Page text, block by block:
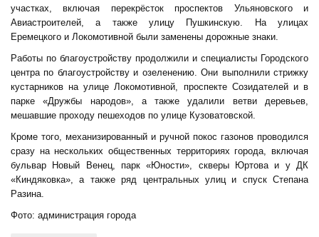
участках, включая перекрёсток проспектов Ульяновского и
Авиастроителей, а также улицу Пушкинскую. На улицах
Еремецкого и Локомотивной были заменены дорожные знаки.
Работы по благоустройству продолжили и специалисты Городского
центра по благоустройству и озеленению. Они выполнили стрижку
кустарников на улице Локомотивной, проспекте Созидателей и в
парке «Дружбы народов», а также удалили ветви деревьев,
мешавшие проходу пешеходов по улице Кузоватовской.
Кроме того, механизированный и ручной покос газонов проводился
сразу на нескольких общественных территориях города, включая
бульвар Новый Венец, парк «Юности», скверы Юртова и у ДК
«Киндяковка», а также ряд центральных улиц и спуск Степана
Разина.
Фото: администрация города